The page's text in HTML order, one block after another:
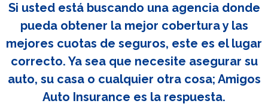
Si usted está buscando una agencia donde
pueda obtener la mejor cobertura y las
mejores cuotas de seguros, este es el lugar
correcto. Ya sea que necesite asegurar su
auto, su casa o cualquier otra cosa; Amigos
Auto Insurance es la respuesta.